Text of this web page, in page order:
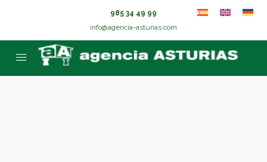
985 34 49 99
info@agencia-asturias.com